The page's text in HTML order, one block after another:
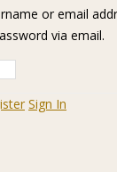
or email
via email.
Sign In